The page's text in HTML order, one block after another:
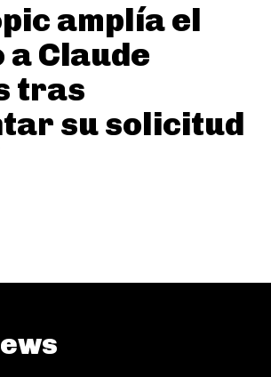
amplía el
a Claude
tras
su solicitud